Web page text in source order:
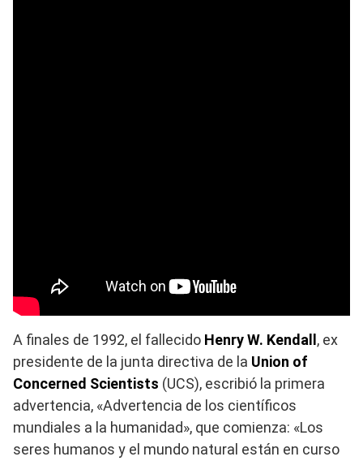
A finales de 1992, el fallecido Henry W. Kendall, ex
presidente de la junta directiva de la Union of
Concerned Scientists (UCS), escribió la primera
advertencia, «Advertencia de los científicos
mundiales a la humanidad», que comienza: «Los
seres humanos y el mundo natural están en curso